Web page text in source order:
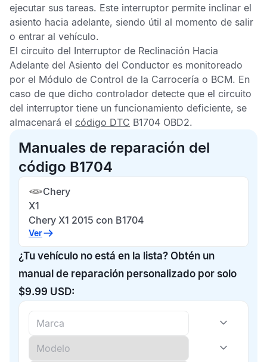
ejecutar sus tareas. Este interruptor permite inclinar el
asiento hacia adelante, siendo útil al momento de salir
o entrar al vehículo.
El circuito del Interruptor de Reclinación Hacia
Adelante del Asiento del Conductor es monitoreado
por el Módulo de Control de la Carrocería o BCM. En
caso de que dicho controlador detecte que el circuito
del interruptor tiene un funcionamiento deficiente, se
almacenará el código DTC B1704 OBD2.
Manuales de reparación del
código B1704
Chery
X1
Chery X1 2015 con B1704
Ver
¿Tu vehículo no está en la lista? Obtén un
manual de reparación personalizado por solo
$9.99 USD: